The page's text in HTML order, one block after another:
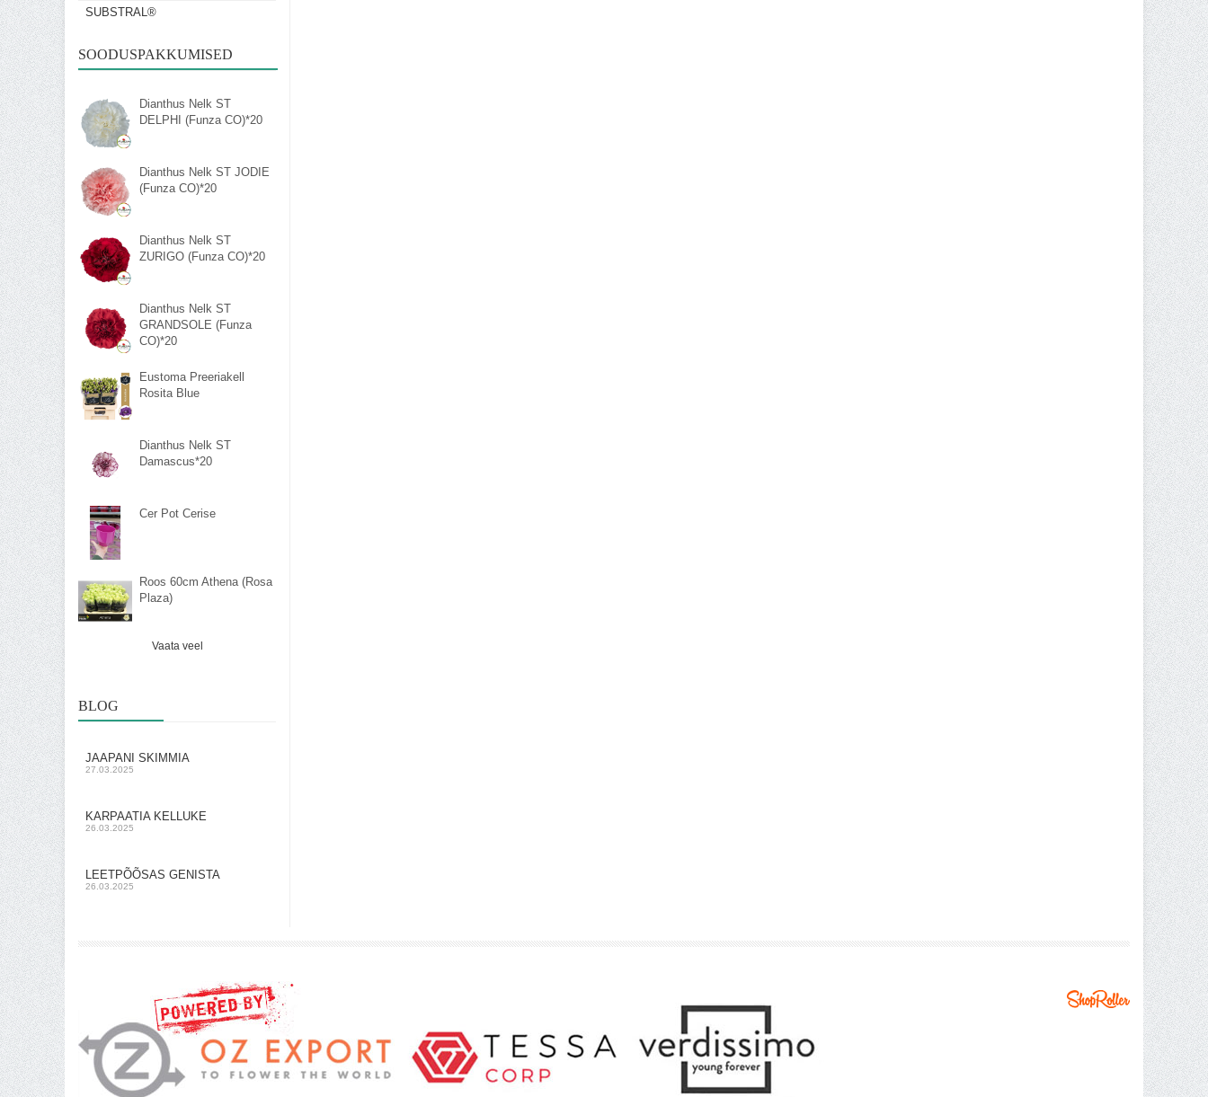
SUBSTRAL®
SOODUSPAKKUMISED
Dianthus Nelk ST
DELPHI (Funza CO)*20
Dianthus Nelk ST JODIE
(Funza CO)*20
Dianthus Nelk ST
ZURIGO (Funza CO)*20
Dianthus Nelk ST
GRANDSOLE (Funza
CO)*20
Eustoma Preeriakell
Rosita Blue
Dianthus Nelk ST
Damascus*20
Cer Pot Cerise
Roos 60cm Athena (Rosa
Plaza)
Vaata veel
BLOG
JAAPANI SKIMMIA
27.03.2025
KARPAATIA KELLUKE
26.03.2025
LEETPÕÕSAS GENISTA
26.03.2025
Shoproller.ee